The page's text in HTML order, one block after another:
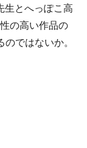
生とへっぽこ高
の高い作品の
ではないか。